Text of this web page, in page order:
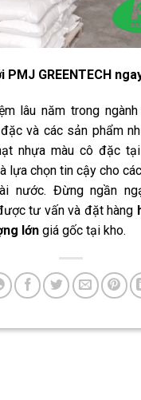
PMJ GREENTECH
lâu năm trong
và các sản phẩm
nhựa màu cô đặc
lựa chọn tin cậy cho
nước. Đừng ngần
tư vấn và đặt hàng
lớn giá gốc tại kho.